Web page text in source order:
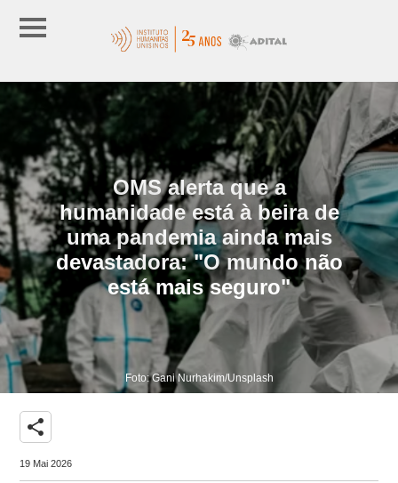
OMS alerta que a
humanidade está à beira de
uma pandemia ainda mais
devastadora: "O mundo não
está mais seguro"
Foto: Gani Nurhakim/Unsplash
share
19 Mai 2026